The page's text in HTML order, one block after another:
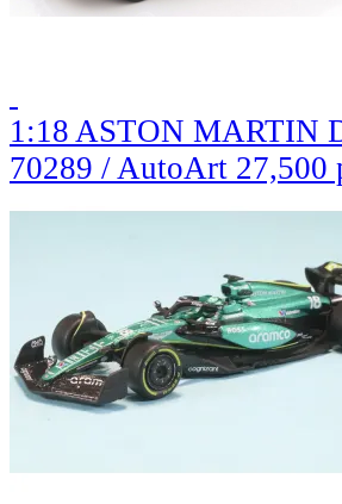
1:18 ASTON MARTIN
70289 / AutoArt 27,500